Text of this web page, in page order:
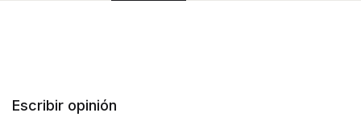
Escribir opinión